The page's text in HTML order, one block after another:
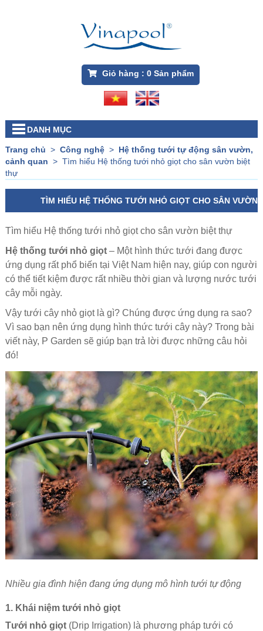
Giỏ hàng : 0Sản phẩm
DANH MỤC
Trang chủ > Công nghệ> Hệ thống tưới tự động sân vườn,
cảnh quan > Tìm hiểu Hệ thống tưới nhỏ giọt cho sân vườn biệt
thự
TÌM HIỂU HỆ THỐNG TƯỚI NHỎ GIỌT CHO SÂN VƯỜN
Tìm hiểu Hệ thống tưới nhỏ giọt cho sân vườn biệt thự
Hệ thống tưới nhỏ giọt– Một hình thức tưới đang được
ứng dụng rất phổ biến tại Việt Nam hiện nay, giúp con người
có thể tiết kiệm được rất nhiều thời gian và lượng nước tưới
cây mỗi ngày.
Vậy tưới cây nhỏ giọt là gì? Chúng được ứng dụng ra sao?
Vì sao bạn nên ứng dụng hình thức tưới cây này? Trong bài
viết này, P Garden sẽ giúp bạn trả lời được những câu hỏi
đó!
Nhiều gia đình hiện đang ứng dụng mô hình tưới tự động
1. Khái niệm tưới nhỏ giọt
Tưới nhỏ giọt(Drip Irrigation) là phương pháp tưới có